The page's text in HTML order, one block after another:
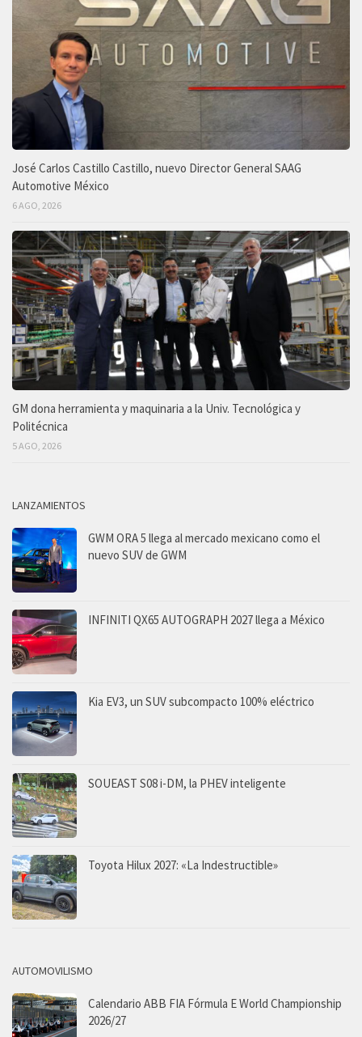
José Carlos Castillo Castillo, nuevo Director General SAAG
Automotive México
6 AGO, 2026
GM dona herramienta y maquinaria a la Univ. Tecnológica y
Politécnica
5 AGO, 2026
LANZAMIENTOS
GWM ORA 5 llega al mercado mexicano como el
nuevo SUV de GWM
INFINITI QX65 AUTOGRAPH 2027 llega a México
Kia EV3, un SUV subcompacto 100% eléctrico
SOUEAST S08 i-DM, la PHEV inteligente
Toyota Hilux 2027: «La Indestructible»
AUTOMOVILISMO
Calendario ABB FIA Fórmula E World Championship
2026/27